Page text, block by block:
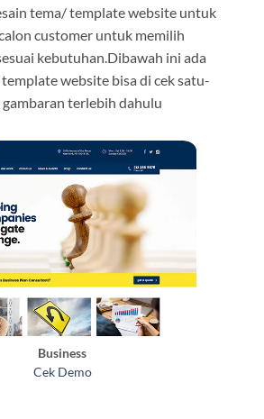
tema/ template website untuk
customer untuk memilih
kebutuhan.Dibawah ini ada
website bisa di cek satu-
gambaran terlebih dahulu
Business
Cek Demo